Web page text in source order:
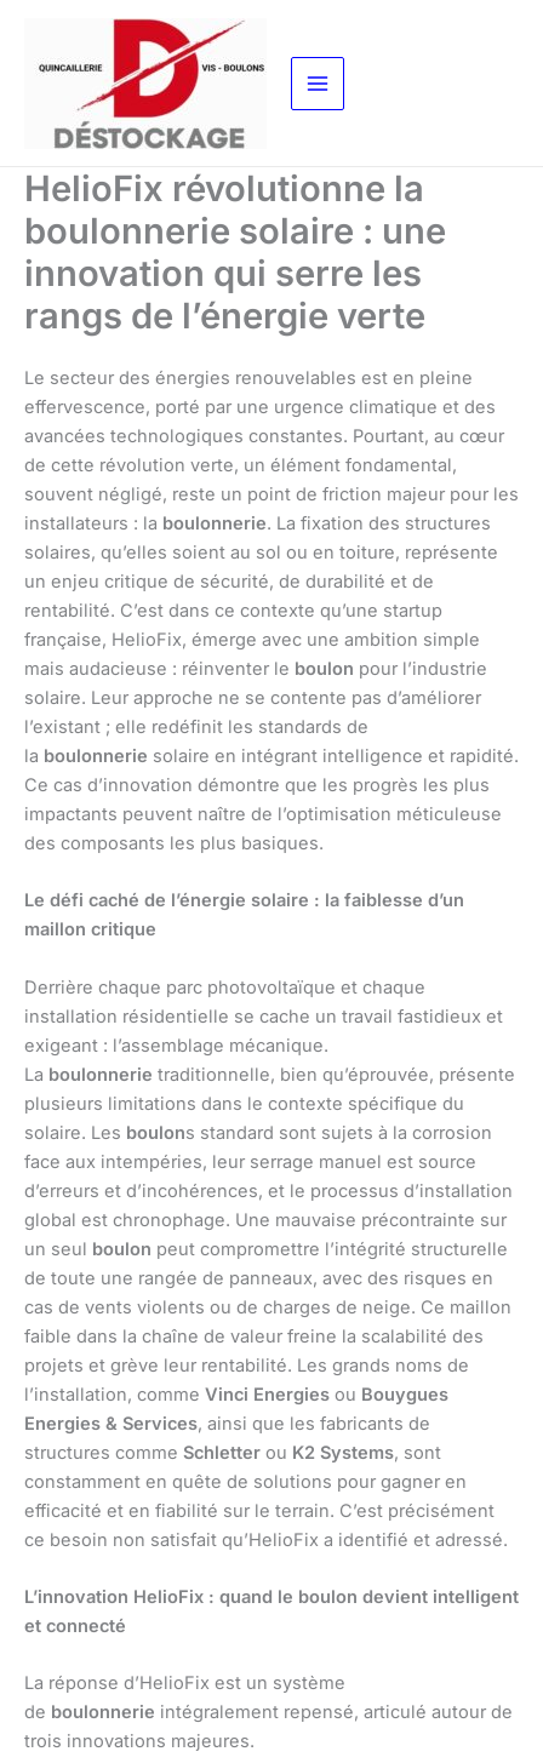
contenu
HelioFix révolutionne la
boulonnerie solaire : une
innovation qui serre les
rangs de l’énergie verte
Le secteur des énergies renouvelables est en pleine
effervescence, porté par une urgence climatique et des
avancées technologiques constantes. Pourtant, au cœur
de cette révolution verte, un élément fondamental,
souvent négligé, reste un point de friction majeur pour les
installateurs : la boulonnerie. La fixation des structures
solaires, qu’elles soient au sol ou en toiture, représente
un enjeu critique de sécurité, de durabilité et de
rentabilité. C’est dans ce contexte qu’une startup
française, HelioFix, émerge avec une ambition simple
mais audacieuse : réinventer le boulon pour l’industrie
solaire. Leur approche ne se contente pas d’améliorer
l’existant ; elle redéfinit les standards de
la boulonnerie solaire en intégrant intelligence et rapidité.
Ce cas d’innovation démontre que les progrès les plus
impactants peuvent naître de l’optimisation méticuleuse
des composants les plus basiques.
Le défi caché de l’énergie solaire : la faiblesse d’un
maillon critique
Derrière chaque parc photovoltaïque et chaque
installation résidentielle se cache un travail fastidieux et
exigeant : l’assemblage mécanique.
La boulonnerie traditionnelle, bien qu’éprouvée, présente
plusieurs limitations dans le contexte spécifique du
solaire. Les boulons standard sont sujets à la corrosion
face aux intempéries, leur serrage manuel est source
d’erreurs et d’incohérences, et le processus d’installation
global est chronophage. Une mauvaise précontrainte sur
un seul boulon peut compromettre l’intégrité structurelle
de toute une rangée de panneaux, avec des risques en
cas de vents violents ou de charges de neige. Ce maillon
faible dans la chaîne de valeur freine la scalabilité des
projets et grève leur rentabilité. Les grands noms de
l’installation, comme Vinci Energies ou Bouygues
Energies & Services, ainsi que les fabricants de
structures comme Schletter ou K2 Systems, sont
constamment en quête de solutions pour gagner en
efficacité et en fiabilité sur le terrain. C’est précisément
ce besoin non satisfait qu’HelioFix a identifié et adressé.
L’innovation HelioFix : quand le boulon devient intelligent
et connecté
La réponse d’HelioFix est un système
de boulonnerie intégralement repensé, articulé autour de
trois innovations majeures.